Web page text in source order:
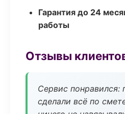
Гарантия до 24
работы
Отзывы
Сервис понравился:
сделали всё по